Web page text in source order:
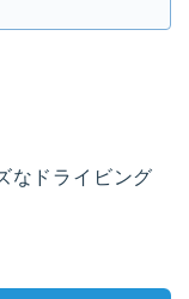
なドライビング